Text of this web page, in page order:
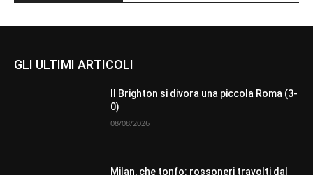
GLI ULTIMI ARTICOLI
Il Brighton si divora una piccola Roma (3-
0)
08/08/2026
Milan, che tonfo: rossoneri travolti dal